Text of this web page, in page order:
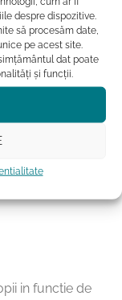
despre dispozitive.
să procesăm date,
pe acest site.
dat poate
și funcții.
tricoul nu
organic, cu
adorabila, ci
Ofera-i
in functie de